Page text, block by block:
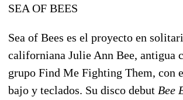
SEA OF BEES
Sea of Bees es el proyecto en
californiana Julie Ann Bee, antigua
grupo Find Me Fighting Them, con
bajo y teclados. Su disco debut Bee